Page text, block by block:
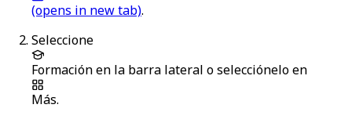
(opens in new tab).
Seleccione
Formaciónen la barra lateral o selecciónelo en
Más.